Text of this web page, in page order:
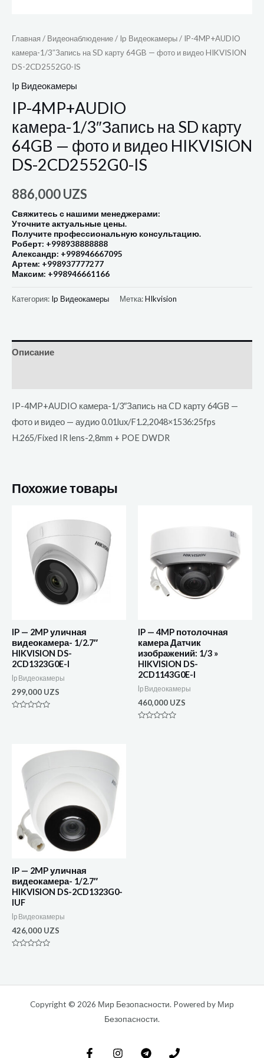
Главная / Видеонаблюдение/ Ip Видеокамеры/ IP-4MP+AUDIO
камера-1/3″Запись на SD карту 64GB — фото и видео HIKVISION
DS-2CD2552G0-IS
Ip Видеокамеры
IP-4MP+AUDIO
камера-1/3″Запись на SD карту
64GB — фото и видео HIKVISION
DS-2CD2552G0-IS
886,000UZS
Свяжитесь с нашими менеджерами:
Уточните актуальные цены.
Получите профессиональную консультацию.
Роберт: +998938888888
Александр: +998946667095
Артем: +998937777277
Максим: +998946661166
Категория: Ip Видеокамеры Метка:HIkvision
Описание
IP-4MP+AUDIO камера-1/3″Запись на CD карту 64GB —
фото и видео — аудио 0.01lux/F1.2,2048×1536:25fps
H.265/Fixed IR lens-2,8mm + POE DWDR
Похожие товары
IP — 2MP уличная
видеокамера- 1/2.7″
HIKVISION DS-
2CD1323G0E-I
Ip Видеокамеры
299,000 UZS
IP — 4MP потолочная
камера Датчик
изображений: 1/3 »
HIKVISION DS-
2CD1143G0E-I
Ip Видеокамеры
460,000 UZS
IP — 2MP уличная
видеокамера- 1/2.7″
HIKVISION DS-2CD1323G0-
IUF
Ip Видеокамеры
426,000 UZS
Copyright © 2026 Мир Безопасности. Powered by Мир
Безопасности.